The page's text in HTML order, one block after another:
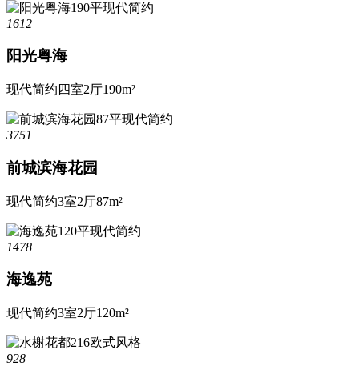
1612
阳光粤海
现代简约 四室2厅190m²
3751
前城滨海花园
现代简约3室2厅87m²
1478
海逸苑
现代简约3室2厅120m²
928